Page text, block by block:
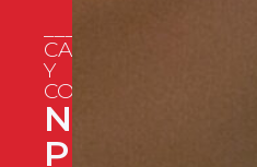
CALIDAD
Y
CONFIANZA
NUESTROS
PRODUCTOS